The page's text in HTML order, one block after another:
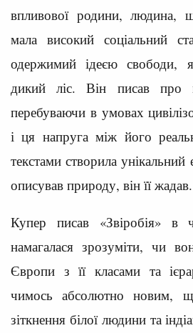
впливової родини, людина,
мала високий соціальний
одержимий ідеєю свободи,
дикий ліс. Він писав про
перебуваючи в умовах
і ця напруга між його
текстами створила унікальний
описував природу, він її жадав.
Купер писав «Звіробія» в
намагалася зрозуміти, чи
Європи з її класами та
чимось абсолютно новим,
зіткнення білої людини та